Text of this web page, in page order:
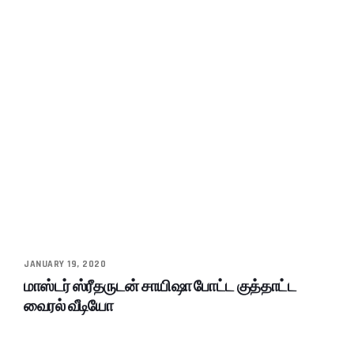
JANUARY 19, 2020
மாஸ்டர் ஸ்ரீதருடன் சாயிஷா போட்ட குத்தாட்ட
வைரல் வீடியோ